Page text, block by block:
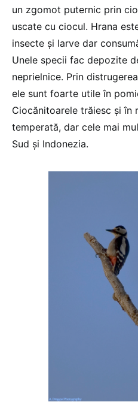
un zgomot puternic prin
uscate cu ciocul. Hrana
insecte şi larve dar
Unele specii fac depozite
neprielnice. Prin
ele sunt foarte utile în
Ciocănitoarele trăiesc şi în
temperată, dar cele mai
Sud şi Indonezia.